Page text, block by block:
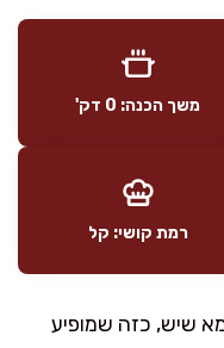
משך הכנה: 0 דק'
רמת קושי: קל
שיש, כזה שמופיע